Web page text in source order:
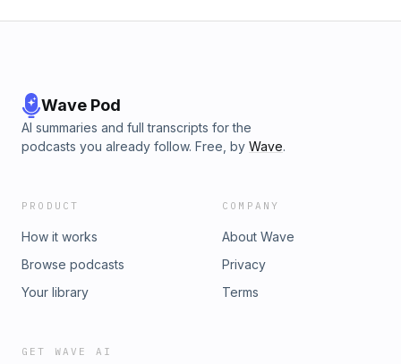
Wave Pod
AI summaries and full transcripts for the
podcasts you already follow. Free, by Wave.
PRODUCT
How it works
Browse podcasts
Your library
COMPANY
About Wave
Privacy
Terms
GET WAVE AI